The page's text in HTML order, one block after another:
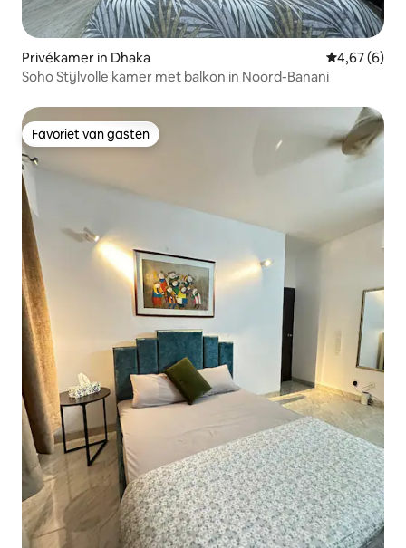
Privékamer in Dhaka Gemiddelde
4,67 (6)
Soho Stijlvolle kamer met balkon in Noord-Banani
Favoriet van gasten
Favoriet van gasten